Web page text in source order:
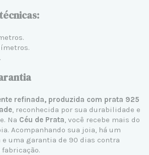
refinada, produzida com prata 925
, reconhecida por sua durabilidade e
Na Céu de Prata, você recebe mais do
Acompanhando sua joia, há um
uma garantia de 90 dias contra